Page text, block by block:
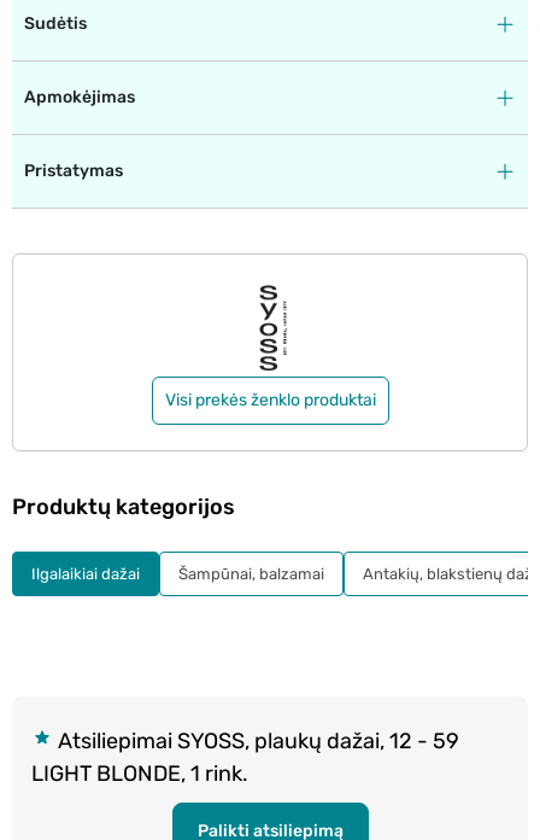
Sudėtis
Apmokėjimas
Pristatymas
Visi prekės ženklo produktai
Atsiliepimai SYOSS, plaukų dažai, 12 - 59
LIGHT BLONDE, 1 rink.
Palikti atsiliepimą
Produktų kategorijos
Ilgalaikiai dažai Šampūnai, balzamai Antakių, blakstienų